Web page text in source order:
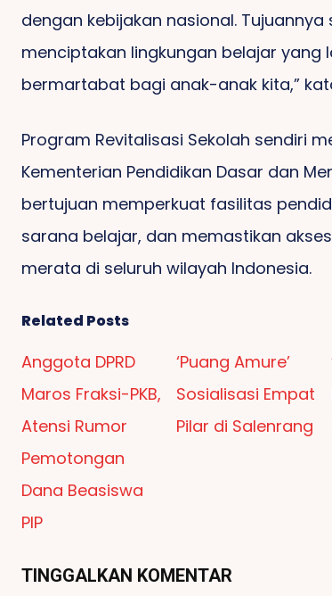
dengan kebijakan nasional. Tujuannya
menciptakan lingkungan belajar yang
bermartabat bagi anak-anak kita,”
Program Revitalisasi Sekolah sendiri
Kementerian Pendidikan Dasar dan
bertujuan memperkuat fasilitas
sarana belajar, dan memastikan
merata di seluruh wilayah Indonesia.
Related Posts
Anggota DPRD
Maros Fraksi-PKB,
Atensi Rumor
Pemotongan
Dana Beasiswa
PIP
‘Puang Amure’
Sosialisasi Empat
Pilar di Salenrang
TINGGALKAN KOMENTAR